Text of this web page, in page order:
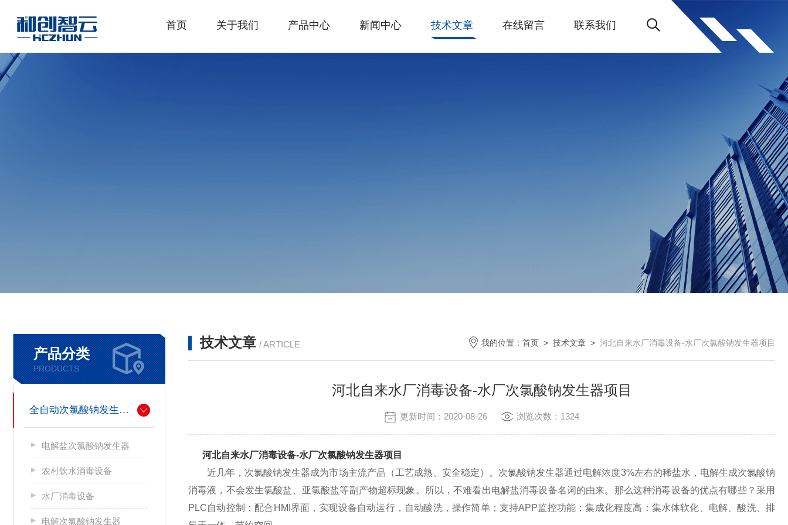
首页 关于我们 产品中心 新闻中心 技术文章 在线留言 联系我们
产品分类
PRODUCTS
全自动次氯酸钠发生器厂家
电解盐次氯酸钠发生器
农村饮水消毒设备
水厂消毒设备
电解次氯酸钠发生器
技术文章 / ARTICLE 我的位置： 首页 > 技术文章 > 河北自来水厂消毒设备-水厂次氯酸钠发生器项目
河北自来水厂消毒设备-水厂次氯酸钠发生器项目
更新时间：2020-08-26 浏览次数：1324
河北自来水厂消毒设备-水厂次氯酸钠发生器项目
近几年，次氯酸钠发生器成为市场主流产品（工艺成熟、安全稳定）。次氯酸钠发生器通过电解浓度3%左右的稀盐水，电解生成次氯酸钠
消毒液，不会发生氯酸盐、亚氯酸盐等副产物超标现象。所以，不难看出电解盐消毒设备名词的由来。那么这种消毒设备的优点有哪些？采用
PLC自动控制：配合HMI界面，实现设备自动运行，自动酸洗，操作简单；支持APP监控功能；集成化程度高：集水体软化、电解、酸洗、排